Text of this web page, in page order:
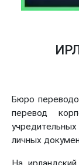
Бюро
перевод
личных